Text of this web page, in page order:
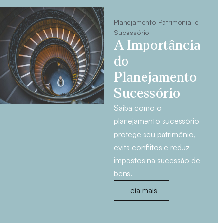
Planejamento Patrimonial e
Sucessório
A Importância
do
Planejamento
Sucessório
Saiba como o
planejamento sucessório
protege seu patrimônio,
evita conflitos e reduz
impostos na sucessão de
bens.
Leia mais